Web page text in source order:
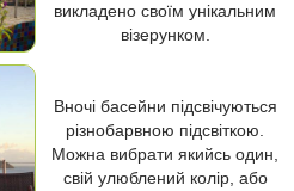
викладено своїм унікальним
візерунком.
Вночі басейни підсвічуються
різнобарвною підсвіткою.
Можна вибрати якийсь один,
свій улюблений колір, або